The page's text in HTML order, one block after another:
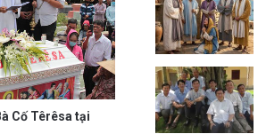
Cố Têrêsa tại